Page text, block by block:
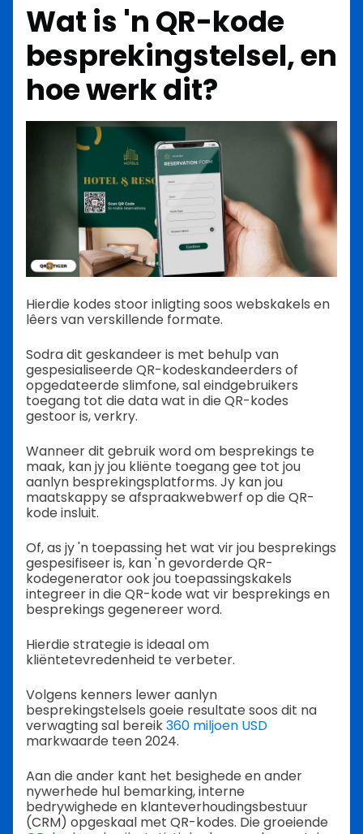
Wat is 'n QR-kode
besprekingstelsel, en
hoe werk dit?
Hierdie kodes stoor inligting soos webskakels en
lêers van verskillende formate.
Sodra dit geskandeer is met behulp van
gespesialiseerde QR-kodeskandeerders of
opgedateerde slimfone, sal eindgebruikers
toegang tot die data wat in die QR-kodes
gestoor is, verkry.
Wanneer dit gebruik word om besprekings te
maak, kan jy jou kliënte toegang gee tot jou
aanlyn besprekingsplatforms. Jy kan jou
maatskappy se afspraakwebwerf op die QR-
kode insluit.
Of, as jy 'n toepassing het wat vir jou besprekings
gespesifiseer is, kan 'n gevorderde QR-
kodegenerator ook jou toepassingskakels
integreer in die QR-kode wat vir besprekings en
besprekings gegenereer word.
Hierdie strategie is ideaal om
kliëntetevredenheid te verbeter.
Volgens kenners lewer aanlyn
besprekingstelsels goeie resultate soos dit na
verwagting sal bereik360 miljoen USD
markwaarde teen 2024.
Aan die ander kant het besighede en ander
nywerhede hul bemarking, interne
bedrywighede en klanteverhoudingsbestuur
(CRM) opgeskaal met QR-kodes. Die groeiende